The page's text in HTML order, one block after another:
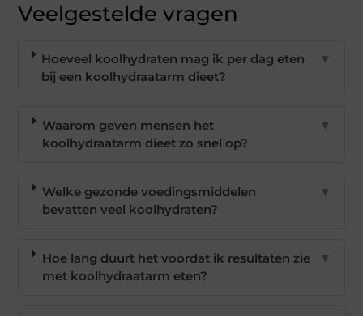
Veelgestelde vragen
Hoeveel koolhydraten mag ik per dag eten
bij een koolhydraatarm dieet?
▼
Waarom geven mensen het
koolhydraatarm dieet zo snel op?
▼
Welke gezonde voedingsmiddelen
bevatten veel koolhydraten?
▼
Hoe lang duurt het voordat ik resultaten zie
met koolhydraatarm eten?
▼